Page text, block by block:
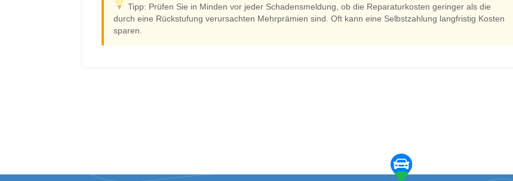
Tipp: Prüfen Sie in Minden vor jeder Schadensmeldung, ob die Reparaturkosten geringer als die
durch eine Rückstufung verursachten Mehrprämien sind. Oft kann eine Selbstzahlung langfristig Kosten
sparen.